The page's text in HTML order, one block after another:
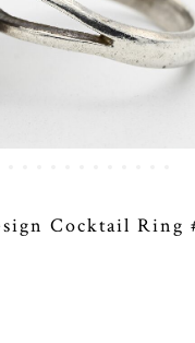
Cocktail Ring